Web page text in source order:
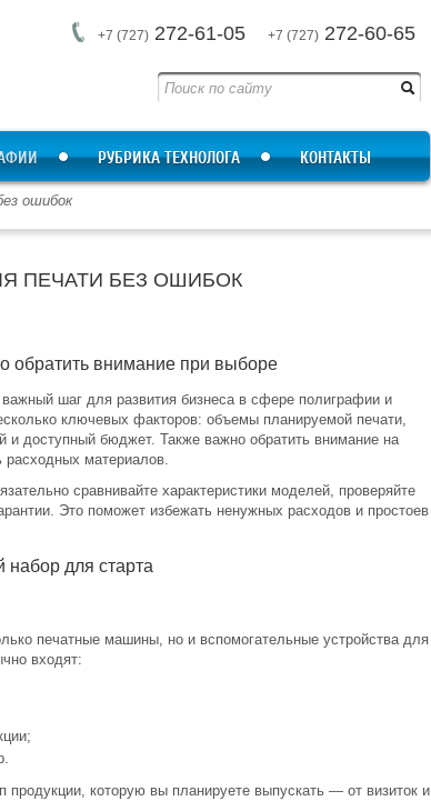
+7 (727) 272-61-05 +7 (727) 272-60-65
РУБРИКА ТЕХНОЛОГА КОНТАКТЫ
ошибок
ПЕЧАТИ БЕЗ ОШИБОК
обратить внимание при выборе
шаг для развития бизнеса в сфере полиграфии и
ключевых факторов: объемы планируемой печати,
и доступный бюджет. Также важно обратить внимание на
расходных материалов.
сравнивайте характеристики моделей, проверяйте
Это поможет избежать ненужных расходов и простоев
для старта
печатные машины, но и вспомогательные устройства для
входят:
продукции, которую вы планируете выпускать — от визиток и